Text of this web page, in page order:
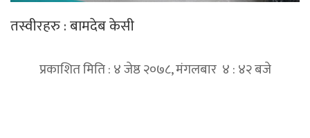
तस्वीरहरु : बामदेब केसी
प्रकाशित मिति : ४ जेष्ठ २०७८, मंगलबार ४ : ४२ बजे